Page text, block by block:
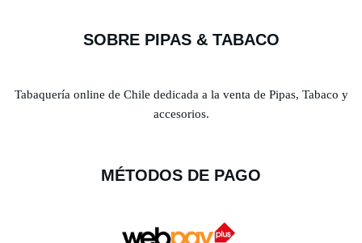
SOBRE PIPAS & TABACO
Tabaquería online de Chile dedicada a la venta de Pipas, Tabaco y
accesorios.
MÉTODOS DE PAGO